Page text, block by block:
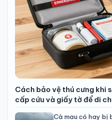
Cách bảo vệ thú cưng khi
cấp cứu và giấy tờ để di
Cà mau có hay bị